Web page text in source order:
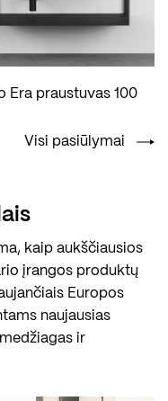
Era praustuvas 100
Visi pasiūlymai
kaip aukščiausios
įrangos produktų
Europos
naujausias
ir